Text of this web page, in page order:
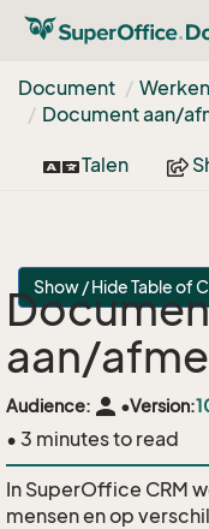
Document
Document aan/
Talen
Show / Hide Table of
aan/
Audience: person •Version:
• 3 minutes to read
In SuperOffice CRM
mensen en op